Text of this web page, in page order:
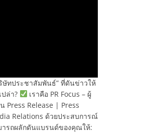
ษัทประชาสัมพันธ์” ที่ดันข่าวให้
ล่า?
เราคือ PR Focus – ผู้
Press Release | Press
Relations ด้วยประสบการณ์
ารถผลักดันแบรนด์ของคุณให้: